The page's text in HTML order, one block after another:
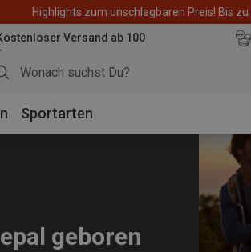
Highlights zum unschlagbaren Preis! Bis
Versand ab 100
Sportarten
geboren